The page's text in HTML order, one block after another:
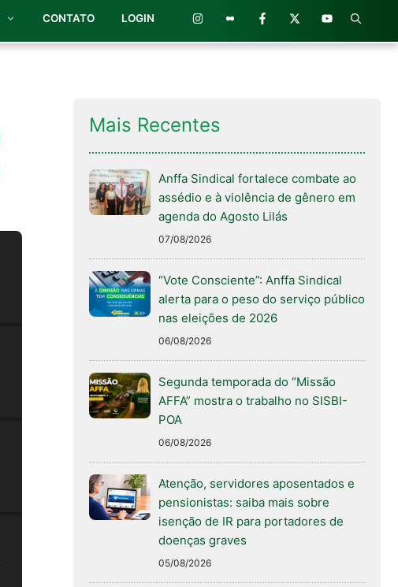
CONTATO LOGIN
Mais Recentes
Anffa Sindical fortalece combate ao
assédio e à violência de gênero em
agenda do Agosto Lilás
07/08/2026
“Vote Consciente”: Anffa Sindical
alerta para o peso do serviço público
nas eleições de 2026
06/08/2026
Segunda temporada do “Missão
AFFA” mostra o trabalho no SISBI-
POA
06/08/2026
Atenção, servidores aposentados e
pensionistas: saiba mais sobre
isenção de IR para portadores de
doenças graves
05/08/2026